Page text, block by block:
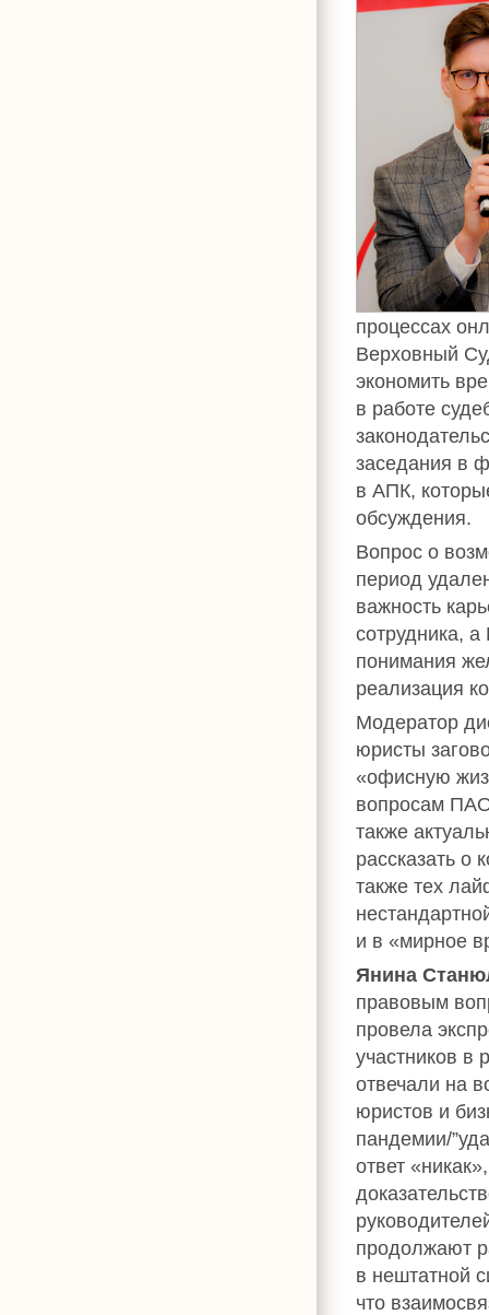
процессах
Верховный
экономить
в работе
заседания в
в АПК,
обсуждения.
Вопрос о
период
важность
сотрудника,
понимания
реализация
Модератор
юристы
«офисную
вопросам
также
рассказать о
также тех
и в «мирное
Янина
правовым
провела
участников в
отвечали на
юристов и
пандемии/
ответ
продолжают
в нештатной
что